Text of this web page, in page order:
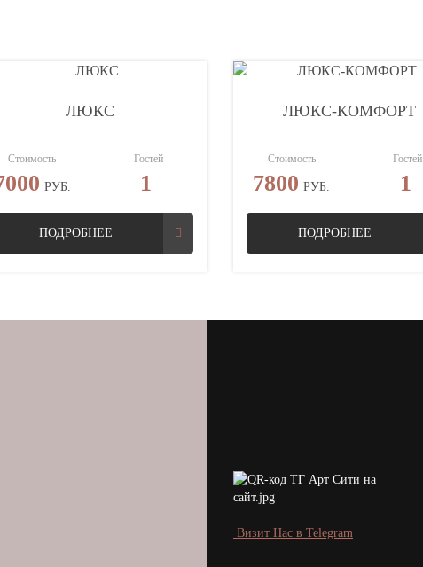
ЛЮКС
Стоимость
РУБ.
Гостей
1
ПОДРОБНЕЕ
ЛЮКС-КОМФОРТ
Стоимость
7800 РУБ.
Гостей
1
ПОДРОБНЕЕ
Визит Нас в Telegram